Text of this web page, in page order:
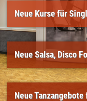
Neue Kurse für
Neue Salsa, Disco
Neue